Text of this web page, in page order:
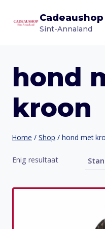
naar
Cadeaushop
Sint-Annaland
hond
kroon
Home / Shop / hond met
Enig resultaat